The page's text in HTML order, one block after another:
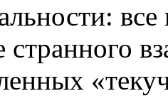
странного